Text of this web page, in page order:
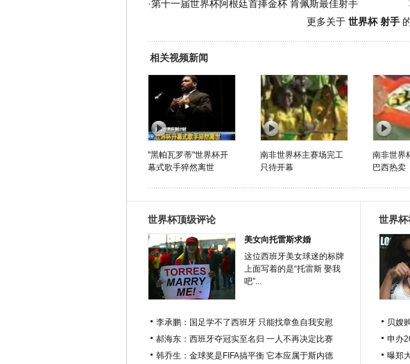
·第十一届世界杯阿根廷首捧金杯 肯佩斯最佳射手
更多关于 世界杯 射手
相关视频新闻
"黑帕瓦罗蒂"世界杯开
幕式歌手猝然离世
南非世界杯主赛场完工
只待开幕
南非世界
巴西热卖
世界杯顶级评论
美女向托雷斯求婚
这位西班牙美女球迷的标牌
上面写着的是“托雷斯 娶我
吧”...
李承鹏：国足学不了西班牙 只能找章鱼自我安慰
郝海东：西班牙夺冠实至名归 一人不再决定比赛
韩乔生：金球奖是FIFA搞平衡 它本应属于斯内德
世界杯
贝嫂
申办
曝郑